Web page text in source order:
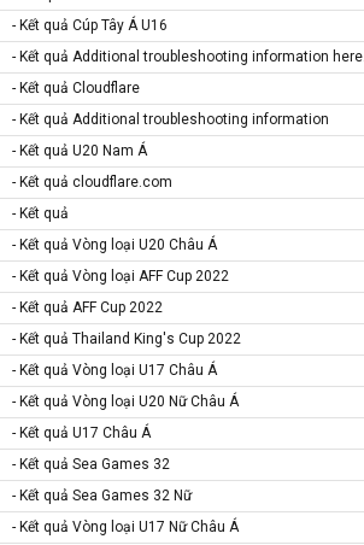
- Kết quả Cúp Tây Á U16
- Kết quả Additional troubleshooting information here.
- Kết quả Cloudflare
- Kết quả Additional troubleshooting information
- Kết quả U20 Nam Á
- Kết quả cloudflare.com
- Kết quả
- Kết quả Vòng loại U20 Châu Á
- Kết quả Vòng loại AFF Cup 2022
- Kết quả AFF Cup 2022
- Kết quả Thailand King's Cup 2022
- Kết quả Vòng loại U17 Châu Á
- Kết quả Vòng loại U20 Nữ Châu Á
- Kết quả U17 Châu Á
- Kết quả Sea Games 32
- Kết quả Sea Games 32 Nữ
- Kết quả Vòng loại U17 Nữ Châu Á